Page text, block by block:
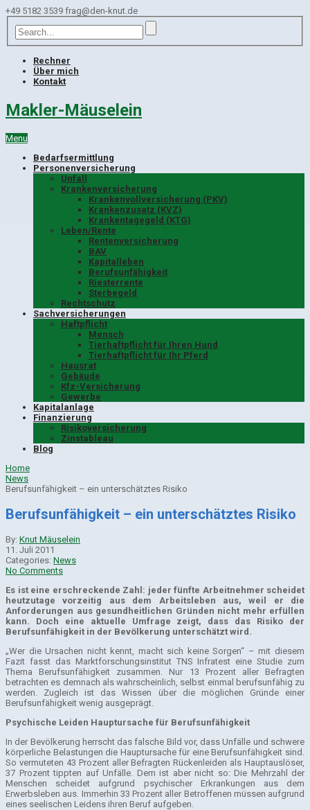
+49 5182 3539 frag@den-knut.de
Rechner
Über mich
Kontakt
Makler-Mäuselein
Menu
Bedarfsermittlung
Personenversicherung
Unfall
Krankenversicherung
Krankenvollversicherung (PKV)
Krankenzusatz (KVZ)
Krankentagegeld (KTG)
Leben/Rente
Rentenversicherung
BAV
Kapitalleben
Berufsunfähigkeit
Riesterrente
Sterbegeld
Rechtschutz
Sachversicherungen
Haftpflicht
Mensch
Tierhaftpflicht für Ihren Hund
Tierhaftpflicht für Ihr Pferd
Hausrat
Gebäude
Kfz-Versicherung
Gewerbe
Kapitalanlage
Finanzierung
Risikoversicherung
Zinstableau
Blog
Home
News
Berufsunfähigkeit – ein unterschätztes Risiko
Berufsunfähigkeit – ein unterschätztes Risiko
By: Knut Mäuselein
11. Juli 2011
Categories: News
No Comments
Es ist eine erschreckende Zahl: jeder fünfte Arbeitnehmer scheidet
heutzutage vorzeitig aus dem Arbeitsleben aus, weil er die
Anforderungen aus gesundheitlichen Gründen nicht mehr erfüllen
kann. Doch eine aktuelle Umfrage zeigt, dass das Risiko der
Berufsunfähigkeit in der Bevölkerung unterschätzt wird.
„Wer die Ursachen nicht kennt, macht sich keine Sorgen“ – mit diesem
Fazit fasst das Marktforschungsinstitut TNS Infratest eine Studie zum
Thema Berufsunfähigkeit zusammen. Nur 13 Prozent aller Befragten
betrachten es demnach als wahrscheinlich, selbst einmal berufsunfähig zu
werden. Zugleich ist das Wissen über die möglichen Gründe einer
Berufsunfähigkeit wenig ausgeprägt.
Psychische Leiden Hauptursache für Berufsunfähigkeit
In der Bevölkerung herrscht das falsche Bild vor, dass Unfälle und schwere
körperliche Belastungen die Hauptursache für eine Berufsunfähigkeit sind.
So vermuteten 43 Prozent aller Befragten Rückenleiden als Hauptauslöser,
37 Prozent tippten auf Unfälle. Dem ist aber nicht so: Die Mehrzahl der
Menschen scheidet aufgrund psychischer Erkrankungen aus dem
Erwerbsleben aus. Immerhin 33 Prozent aller Betroffenen müssen aufgrund
eines seelischen Leidens ihren Beruf aufgeben.